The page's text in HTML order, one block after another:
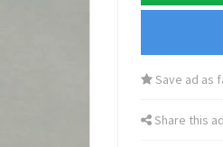
Save ad as
Share this ad